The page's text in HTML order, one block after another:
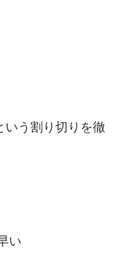
いう割り切りを徹
い